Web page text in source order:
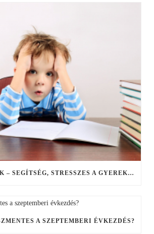
BECSENGETTEK – SEGÍTSÉG, STRESSZES A GYEREKEM!
A SZEPTEMBERI ÉVKEZDÉS?